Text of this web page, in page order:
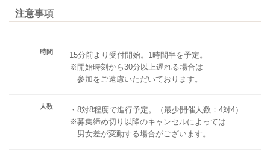
注意事項
時間
15分前より受付開始。1時間半を予定。
※開始時刻から30分以上遅れる場合は
参加をご遠慮いただいております。
人数
・8対8程度で進行予定。（最少開催人数：4対4）
※募集締め切り以降のキャンセルによっては
男女差が変動する場合がございます。